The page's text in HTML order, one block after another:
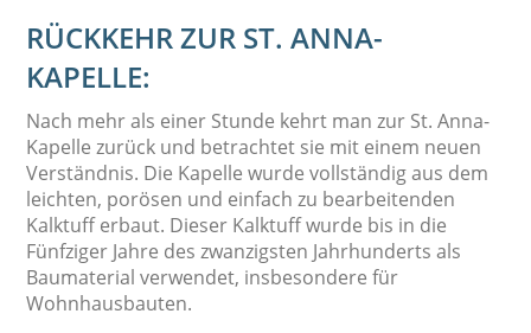
RÜCKKEHR ZUR ST. ANNA-
KAPELLE:
Nach mehr als einer Stunde kehrt man zur St. Anna-
Kapelle zurück und betrachtet sie mit einem neuen
Verständnis. Die Kapelle wurde vollständig aus dem
leichten, porösen und einfach zu bearbeitenden
Kalktuff erbaut. Dieser Kalktuff wurde bis in die
Fünfziger Jahre des zwanzigsten Jahrhunderts als
Baumaterial verwendet, insbesondere für
Wohnhausbauten.